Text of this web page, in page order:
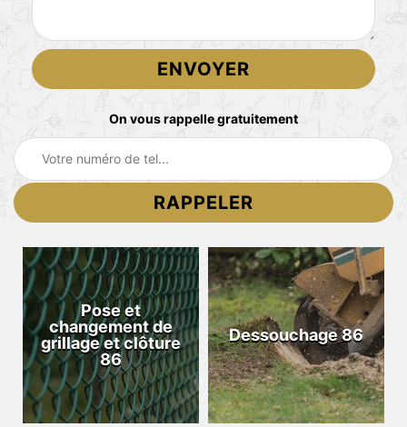
On vous rappelle gratuitement
Pose et
changement de
grillage et clôture
86
Dessouchage 86